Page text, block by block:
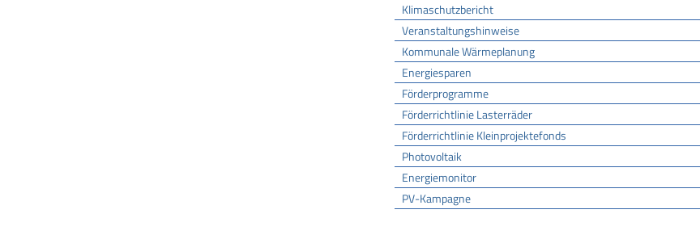
Klimaschutzbericht
Veranstaltungshinweise
Kommunale Wärmeplanung
Energiesparen
Förderprogramme
Förderrichtlinie Lasterräder
Förderrichtlinie Kleinprojektefonds
Photovoltaik
Energiemonitor
PV-Kampagne